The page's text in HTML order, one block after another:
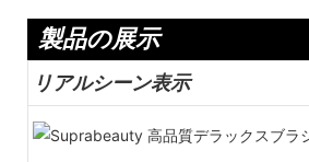
製品の展示
リアルシーン表示